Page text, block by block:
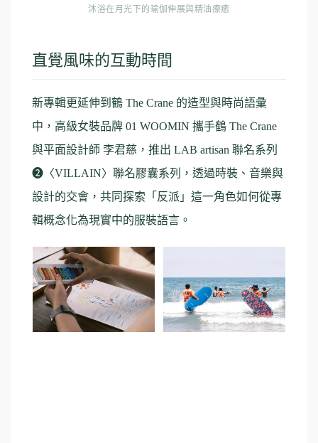
沐浴在月光下的瑜伽伸展與精油療癒
直覺風味的互動時間
新專輯更延伸到鶴 The Crane 的造型與時尚語彙
中，高級女裝品牌 01 WOOMIN 攜手鶴 The Crane
與平面設計師 李君慈，推出 LAB artisan 聯名系列
❷〈VILLAIN〉聯名膠囊系列，透過時裝、音樂與
設計的交會，共同探索「反派」這一角色如何從專
輯概念化為現實中的服裝語言。